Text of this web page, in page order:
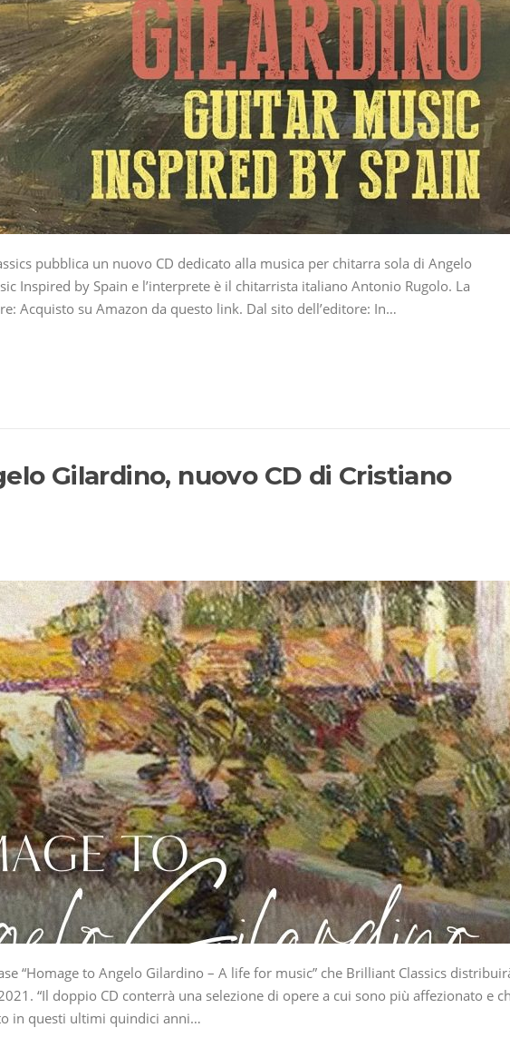
pubblica un nuovo CD dedicato alla musica per chitarra sola di Angelo
Inspired by Spain e l’interprete è il chitarrista italiano Antonio Rugolo. La
Acquisto su Amazon da questo link. Dal sito dell’editore: In…
Gilardino, nuovo CD di Cristiano
“Homage to Angelo Gilardino – A life for music” che Brilliant Classics
“Il doppio CD conterrà una selezione di opere a cui sono più affezionato e
in questi ultimi quindici anni…